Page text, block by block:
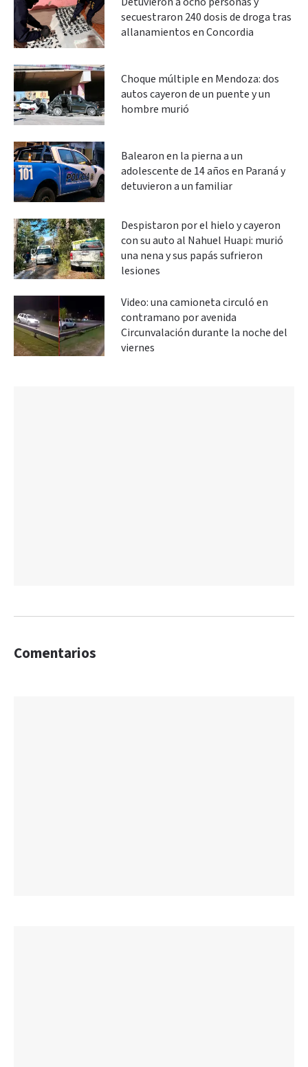
secuestraron 240 dosis de droga tras
allanamientos en Concordia
Choque múltiple en Mendoza: dos
autos cayeron de un puente y un
hombre murió
Balearon en la pierna a un
adolescente de 14 años en Paraná y
detuvieron a un familiar
Despistaron por el hielo y cayeron
con su auto al Nahuel Huapi: murió
una nena y sus papás sufrieron
lesiones
Video: una camioneta circuló en
contramano por avenida
Circunvalación durante la noche del
viernes
Comentarios